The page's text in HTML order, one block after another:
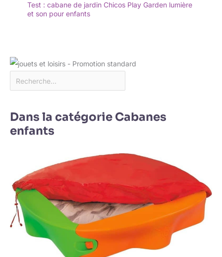
Test : cabane de jardin Chicos Play Garden lumière
et son pour enfants
Dans la catégorie Cabanes
enfants